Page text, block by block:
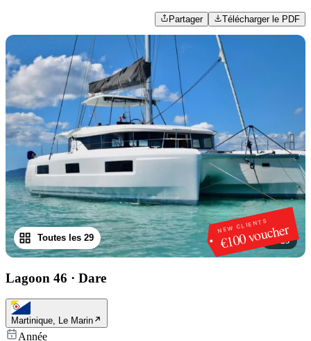
Partager Télécharger le PDF
NEW CLIENTS
€100 voucher
1/29
Toutes les 29
Lagoon 46 · Dare
Martinique, Le Marin
Année